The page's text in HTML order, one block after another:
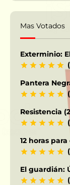
Mas Votados
Exterminio:
Pantera
Resistencia
12 horas
El guardián: